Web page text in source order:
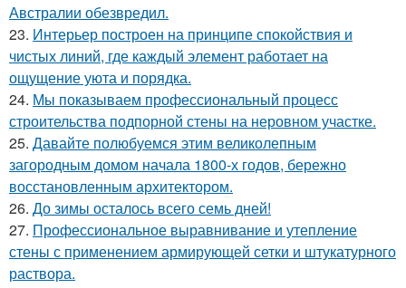
Австралии обезвредил.
23. Интерьер построен на принципе спокойствия и
чистых линий, где каждый элемент работает на
ощущение уюта и порядка.
24. Мы показываем профессиональный процесс
строительства подпорной стены на неровном участке.
25. Давайте полюбуемся этим великолепным
загородным домом начала 1800-х годов, бережно
восстановленным архитектором.
26. До зимы осталось всего семь дней!
27. Профессиональное выравнивание и утепление
стены с применением армирующей сетки и штукатурного
раствора.